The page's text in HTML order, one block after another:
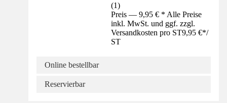
(1)
Preis — 9,95 € * Alle Preise
inkl. MwSt. und ggf. zzgl.
Versandkosten pro ST9,95 €*/
ST
Online bestellbar
Reservierbar